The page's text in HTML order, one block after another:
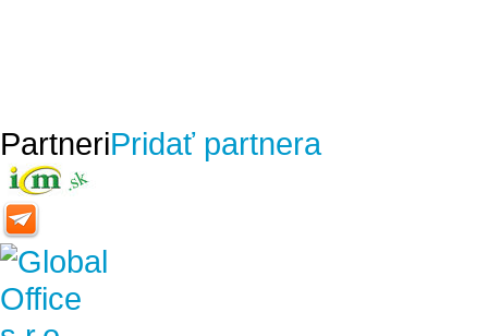
PartneriPridať partnera